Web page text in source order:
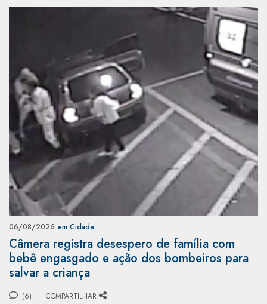
06/08/2026 em Cidade
Câmera registra desespero de família com
bebê engasgado e ação dos bombeiros para
salvar a criança
(6) COMPARTILHAR